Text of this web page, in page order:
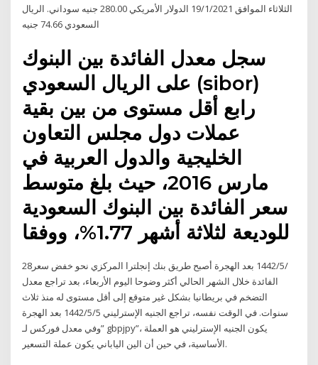
الثلاثاء الموافق 19/1/2021 الدولار الأمريكي 280.00 جنيه سوداني. الريال
السعودي 74.66 جنيه
سجل معدل الفائدة بين البنوك
على الريال السعودي (sibor)
رابع أقل مستوى من بين بقية
عملات دول مجلس التعاون
الخليجية والدول العربية في
مارس 2016، حيث بلغ متوسط
سعر الفائدة بين البنوك السعودية
للوديعة لثلاثة أشهر 1.77%، ووفقا
28‏‏/5‏‏/1442 بعد الهجرة أصبح طريق بنك إنجلترا المركزي نحو خفض سعر
الفائدة خلال الشهر الحالي أكثر وضوحا اليوم الأربعاء، بعد تراجع معدل
التضخم في بريطانيا بشكل غير متوقع إلى أقل مستوى له منذ ثلاث
سنوات. في الوقت نفسه، تراجع الجنيه الإسترليني 5‏‏/5‏‏/1442 بعد الهجرة
وفي معدل فوركس لـ” gbpjpy”، يكون الجنيه الإسترليني هو العملة
الأساسية، في حين أن الين الياباني يكون عملة التسعير.